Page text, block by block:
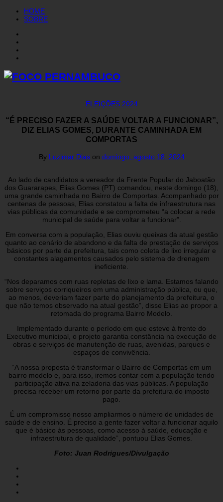
HOME
SOBRE
ELEIÇÕES 2024
“É PRECISO FAZER A SAÚDE VOLTAR A FUNCIONAR”,
DIZ ELIAS GOMES, DURANTE CAMINHADA EM
COMPORTAS
By Luzimar Dias on domingo, agosto 18, 2024
Ao lado de candidatos a vereador da Frente Popular do Jaboatão
dos Guararapes, Elias Gomes (PT) comandou, neste domingo (18),
uma grande caminhada no Bairro de Comportas. Acompanhado por
centenas de pessoas, Elias constatou a falta de infraestrutura nas
vias públicas da comunidade e se comprometeu “a colocar a rede
municipal de saúde para voltar a funcionar”.
Em conversa com a população, Elias ouviu queixas da atual gestão
quanto ao cenário de abandono e da falta de prestação de serviços
básicos por parte da prefeitura, tais como coleta de lixo irregular e
constantes alagamentos causados pelo sistema de drenagem
ineficiente.
“Nos deparamos com ruas repletas de lixo e lama. Estamos falando
sobre serviços corriqueiros em uma administração pública, ou que,
ao menos, deveriam fazer parte do planejamento da prefeitura, o
que não temos observado na atual gestão”, disse Elias ao propor a
retomada do programa Bairro Modelo.
Implementado durante o período em que esteve à frente do
Executivo municipal, o projeto garantia constância na execução de
obras e serviços de manutenção de ruas, avenidas, parques e
espaços de convivência.
“A nossa proposta é transformar o Bairro de Comportas em um
bairro modelo e, para isso, iremos contar com a população tendo
participação ativa na zeladoria das vias públicas. A população
precisa receber um retorno por parte da prefeitura do imposto
pago.
É um compromisso nosso ampliarmos o número de unidades de
saúde e de ensino. É preciso a gente fazer voltar a funcionar aquilo
que é básico às pessoas, como acesso à saúde, educação e
infraestrutura de qualidade”, pontuou Elias Gomes.
Foto: Juan Rodrigues/Divulgação